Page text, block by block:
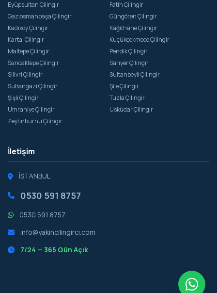
Eyüpsultan Çilingir
Fatih Çilingir
Gaziosmanpaşa Çilingir
Güngören Çilingir
Kadıköy Çilingir
Kağıthane Çilingir
Kartal Çilingir
Küçükçekmece Çilingir
Maltepe Çilingir
Pendik Çilingir
Sancaktepe Çilingir
Sarıyer Çilingir
Silivri Çilingir
Sultanbeyli Çilingir
Sultangazi Çilingir
Şile Çilingir
Şişli Çilingir
Tuzla Çilingir
Ümraniye Çilingir
Üsküdar Çilingir
Zeytinburnu Çilingir
İletişim
İSTANBUL
0530 591 8757
0530 591 8757
info@yakincilingirci.com
7/24 — 365 Gün Açık